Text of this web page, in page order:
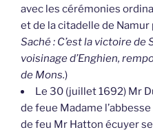
avec les cérémonies
et de la citadelle de Namur
Saché : C’est la victoire de
voisinage d’Enghien,
de Mons.)
Le 30 (juillet 1692) Mr
de feue Madame
de feu Mr Hatton écuyer